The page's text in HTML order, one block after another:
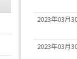
2023年03月
2023年03月